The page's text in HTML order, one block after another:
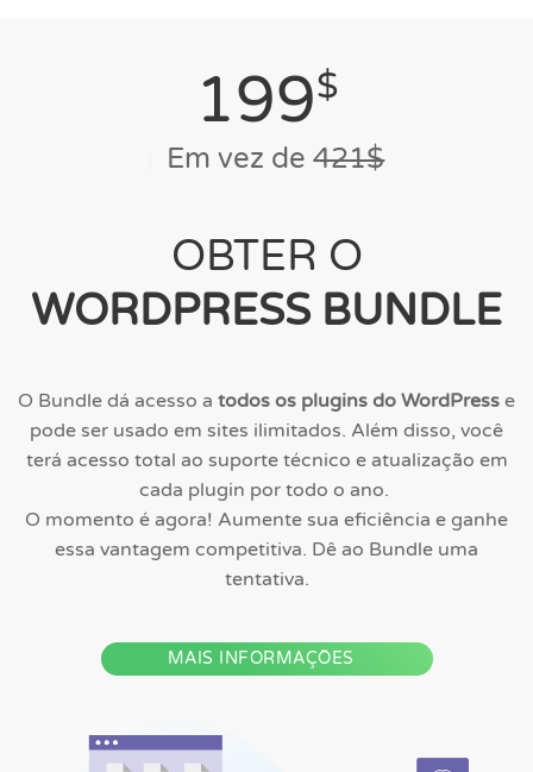
199$
Em vez de421$
OBTER O
WORDPRESS BUNDLE
O Bundle dá acesso a todos os plugins do WordPress e
pode ser usado em sites ilimitados. Além disso, você
terá acesso total ao suporte técnico e atualização em
cada plugin por todo o ano.
O momento é agora! Aumente sua eficiência e ganhe
essa vantagem competitiva. Dê ao Bundle uma
tentativa.
MAIS INFORMAÇÕES